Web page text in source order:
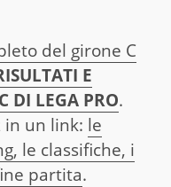
del girone C
E
DI LEGA PRO.
in un link: le
le classifiche, i
partita.